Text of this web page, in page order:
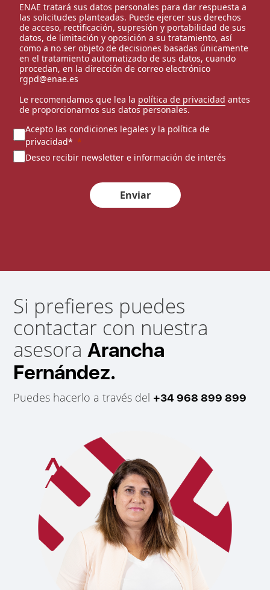
ENAE tratará sus datos personales para dar respuesta a
las solicitudes planteadas. Puede ejercer sus derechos
de acceso, rectificación, supresión y portabilidad de sus
datos, de limitación y oposición a su tratamiento, así
como a no ser objeto de decisiones basadas únicamente
en el tratamiento automatizado de sus datos, cuando
procedan, en la dirección de correo electrónico
rgpd@enae.es
Le recomendamos que lea la política de privacidad antes
de proporcionarnos sus datos personales.
Acepto las condiciones legales y la política de
privacidad*
Deseo recibir newsletter e información de interés
Enviar
Si prefieres puedes
contactar con nuestra
asesoraArancha
Fernández.
Puedes hacerlo a través del +34 968 899 899